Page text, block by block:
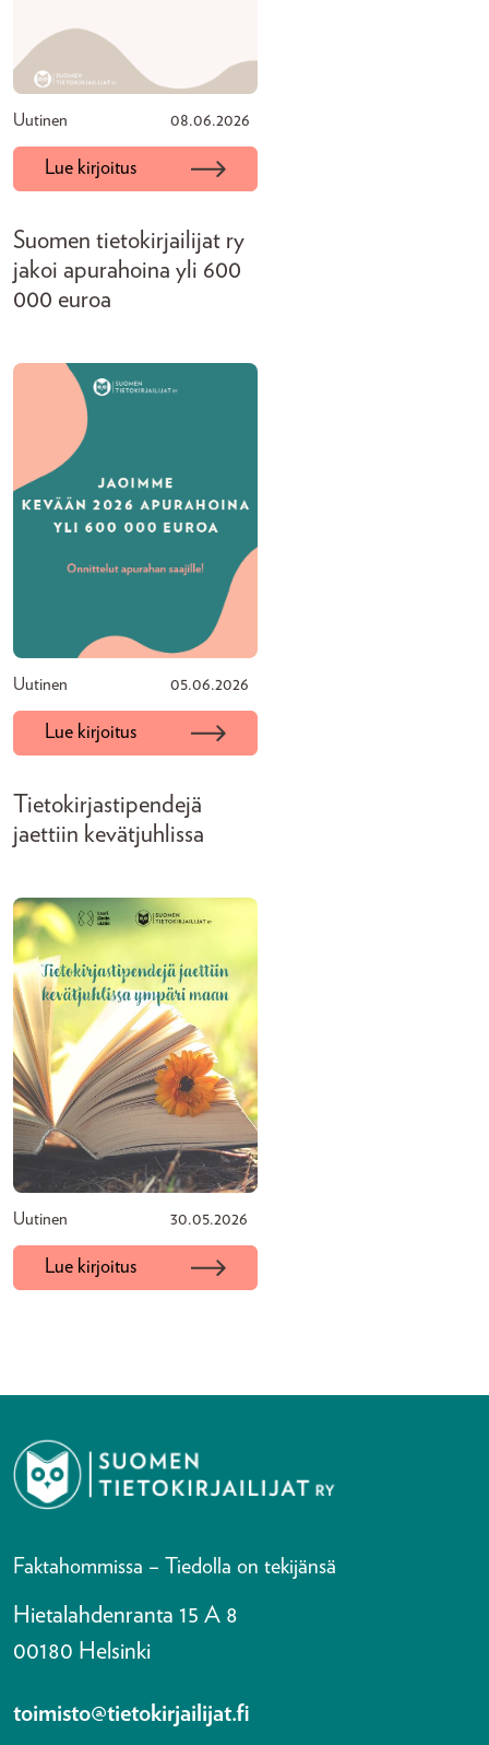
Uutinen 08.06.2026
Lue kirjoitus
Suomen tietokirjailijat ry
jakoi apurahoina yli 600
000 euroa
Uutinen 05.06.2026
Lue kirjoitus
Tietokirjastipendejä
jaettiin kevätjuhlissa
Uutinen 30.05.2026
Lue kirjoitus
Faktahommissa – Tiedolla on tekijänsä
Hietalahdenranta 15 A 8
00180 Helsinki
toimisto@tietokirjailijat.fi